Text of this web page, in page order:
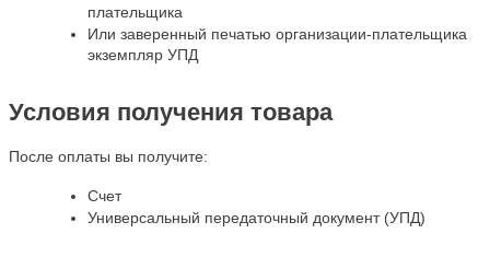
плательщика
Или заверенный печатью организации-плательщика
экземпляр УПД
Условия получения товара
После оплаты вы получите:
Счет
Универсальный передаточный документ (УПД)